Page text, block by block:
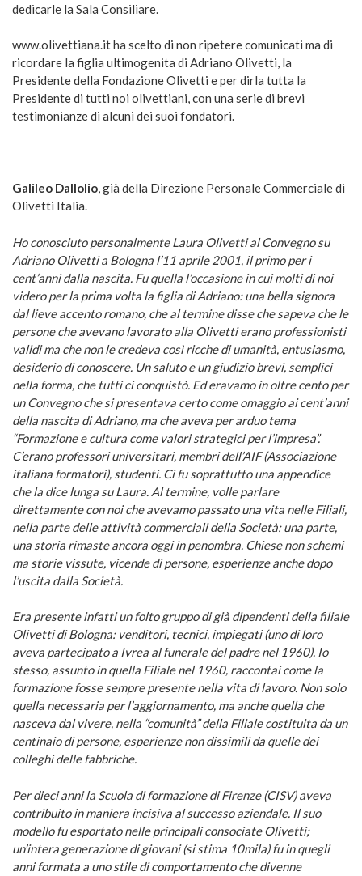
dedicarle la Sala Consiliare.
www.olivettiana.itha scelto di non ripetere comunicati ma di
ricordare la figlia ultimogenita di Adriano Olivetti, la
Presidente della Fondazione Olivetti e per dirla tutta la
Presidente di tutti noi olivettiani, con una serie di brevi
testimonianze di alcuni dei suoi fondatori.
Galileo Dallolio, già della Direzione Personale Commerciale di
Olivetti Italia.
Ho conosciuto personalmente Laura Olivetti al Convegno su
Adriano Olivetti a Bologna l’11 aprile 2001, il primo per i
cent’anni dalla nascita. Fu quella l’occasione in cui molti di noi
videro per la prima volta la figlia di Adriano: una bella signora
dal lieve accento romano, che al termine disse che sapeva che le
persone che avevano lavorato alla Olivetti erano professionisti
validi ma che non le credeva così ricche di umanità, entusiasmo,
desiderio di conoscere. Un saluto e un giudizio brevi, semplici
nella forma, che tutti ci conquistò. Ed eravamo in oltre cento per
un Convegno che si presentava certo come omaggio ai cent’anni
della nascita di Adriano, ma che aveva per arduo tema
“Formazione e cultura come valori strategici per l’impresa”.
C’erano professori universitari, membri dell’AIF (Associazione
italiana formatori), studenti. Ci fu soprattutto una appendice
che la dice lunga su Laura. Al termine, volle parlare
direttamente con noi che avevamo passato una vita nelle Filiali,
nella parte delle attività commerciali della Società: una parte,
una storia rimaste ancora oggi in penombra. Chiese non schemi
ma storie vissute, vicende di persone, esperienze anche dopo
l’uscita dalla Società.
Era presente infatti un folto gruppo di già dipendenti della filiale
Olivetti di Bologna: venditori, tecnici, impiegati (uno di loro
aveva partecipato a Ivrea al funerale del padre nel 1960). Io
stesso, assunto in quella Filiale nel 1960, raccontai come la
formazione fosse sempre presente nella vita di lavoro. Non solo
quella necessaria per l’aggiornamento, ma anche quella che
nasceva dal vivere, nella “comunità” della Filiale costituita da un
centinaio di persone, esperienze non dissimili da quelle dei
colleghi delle fabbriche.
Per dieci anni la Scuola di formazione di Firenze (CISV) aveva
contribuito in maniera incisiva al successo aziendale. Il suo
modello fu esportato nelle principali consociate Olivetti;
un’intera generazione di giovani (si stima 10mila) fu in quegli
anni formata a uno stile di comportamento che divenne